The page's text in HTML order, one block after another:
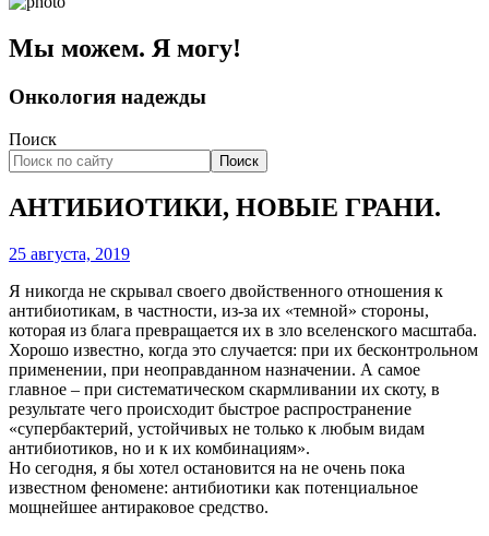
Мы можем. Я могу!
Онкология надежды
Поиск
Поиск
АНТИБИОТИКИ, НОВЫЕ ГРАНИ.
25 августа, 2019
Я никогда не скрывал своего двойственного отношения к
антибиотикам, в частности, из-за их «темной» стороны,
которая из блага превращается их в зло вселенского масштаба.
Хорошо известно, когда это случается: при их бесконтрольном
применении, при неоправданном назначении. А самое
главное – при систематическом скармливании их скоту, в
результате чего происходит быстрое распространение
«супербактерий, устойчивых не только к любым видам
антибиотиков, но и к их комбинациям».
Но сегодня, я бы хотел остановится на не очень пока
известном феномене: антибиотики как потенциальное
мощнейшее антираковое средство.